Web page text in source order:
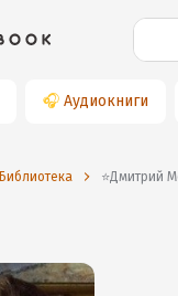
🎧 Аудиокниги
Библиотека ⭐️Дмитрий